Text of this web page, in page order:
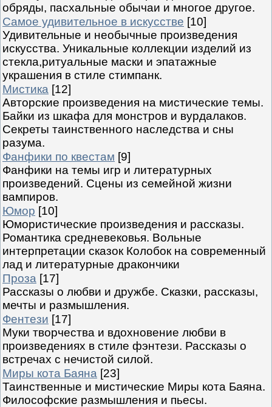
обряды, пасхальные обычаи и многое другое.
Самое удивительное в искусстве [10]
Удивительные и необычные произведения
искусства. Уникальные коллекции изделий из
стекла,ритуальные маски и эпатажные
украшения в стиле стимпанк.
Мистика [12]
Авторские произведения на мистические темы.
Байки из шкафа для монстров и вурдалаков.
Секреты таинственного наследства и сны
разума.
Фанфики по квестам [9]
Фанфики на темы игр и литературных
произведений. Сцены из семейной жизни
вампиров.
Юмор [10]
Юмористические произведения и рассказы.
Романтика средневековья. Вольные
интерпретации сказок Колобок на современный
лад и литературные дракончики
Проза [17]
Рассказы о любви и дружбе. Сказки, рассказы,
мечты и размышления.
Фентези [17]
Муки творчества и вдохновение любви в
произведениях в стиле фэнтези. Рассказы о
встречах с нечистой силой.
Миры кота Баяна [23]
Таинственные и мистические Миры кота Баяна.
Философские размышления и пьесы.